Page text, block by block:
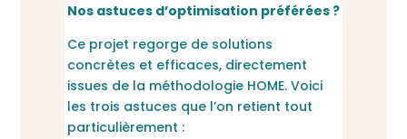
Nos astuces d’optimisation préférées ?
Ce projet regorge de solutions
concrètes et efficaces, directement
issues de la méthodologie HOME. Voici
les trois astuces que l’on retient tout
particulièrement :